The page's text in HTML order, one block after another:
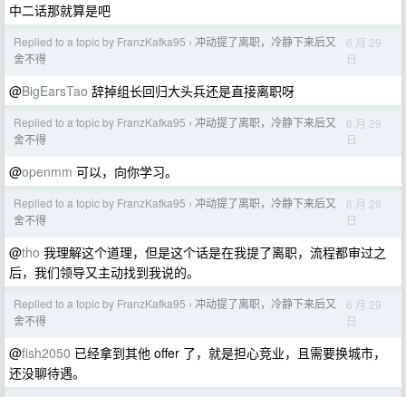
中二话那就算是吧
Replied to a topic by FranzKafka95 › 冲动提了离职，冷静下来后又
舍不得
6 月 29
日
@BigEarsTao 辞掉组长回归大头兵还是直接离职呀
Replied to a topic by FranzKafka95 › 冲动提了离职，冷静下来后又
舍不得
6 月 29
日
@openmm 可以，向你学习。
Replied to a topic by FranzKafka95 › 冲动提了离职，冷静下来后又
舍不得
6 月 29
日
@tho 我理解这个道理，但是这个话是在我提了离职，流程都审过之
后，我们领导又主动找到我说的。
Replied to a topic by FranzKafka95 › 冲动提了离职，冷静下来后又
舍不得
6 月 29
日
@fish2050 已经拿到其他 offer 了，就是担心竞业，且需要换城市，
还没聊待遇。